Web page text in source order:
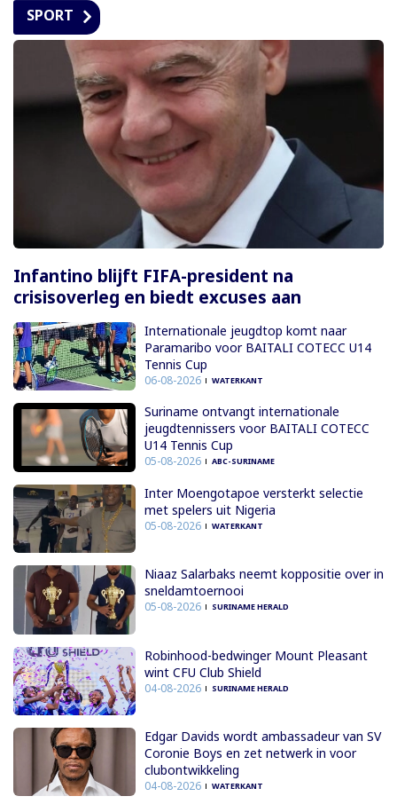
SPORT
Infantino blijft FIFA-president na
crisisoverleg en biedt excuses aan
Internationale jeugdtop komt naar
Paramaribo voor BAITALI COTECC U14
Tennis Cup
06-08-2026 WATERKANT
Suriname ontvangt internationale
jeugdtennissers voor BAITALI COTECC
U14 Tennis Cup
05-08-2026 ABC-SURINAME
Inter Moengotapoe versterkt selectie
met spelers uit Nigeria
05-08-2026 WATERKANT
Niaaz Salarbaks neemt koppositie over in
sneldamtoernooi
05-08-2026 SURINAME HERALD
Robinhood-bedwinger Mount Pleasant
wint CFU Club Shield
04-08-2026 SURINAME HERALD
Edgar Davids wordt ambassadeur van SV
Coronie Boys en zet netwerk in voor
clubontwikkeling
04-08-2026 WATERKANT